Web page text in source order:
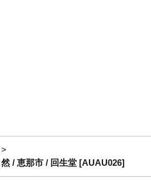
/ 恵那市 / 回生堂 [AUAU026]